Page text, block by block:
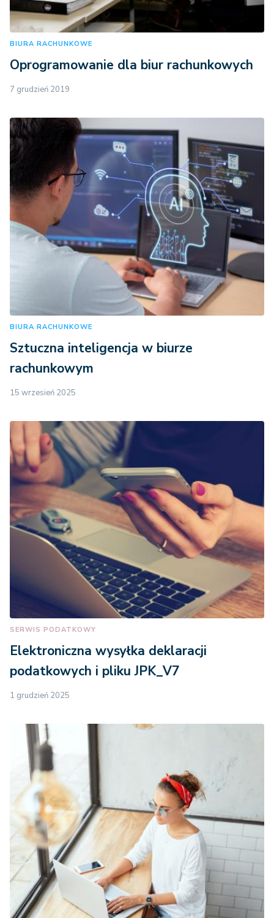
BIURA RACHUNKOWE
Oprogramowanie dla biur rachunkowych
7 grudzień 2019
BIURA RACHUNKOWE
Sztuczna inteligencja w biurze
rachunkowym
15 wrzesień 2025
SERWIS PODATKOWY
Elektroniczna wysyłka deklaracji
podatkowych i pliku JPK_V7
1 grudzień 2025